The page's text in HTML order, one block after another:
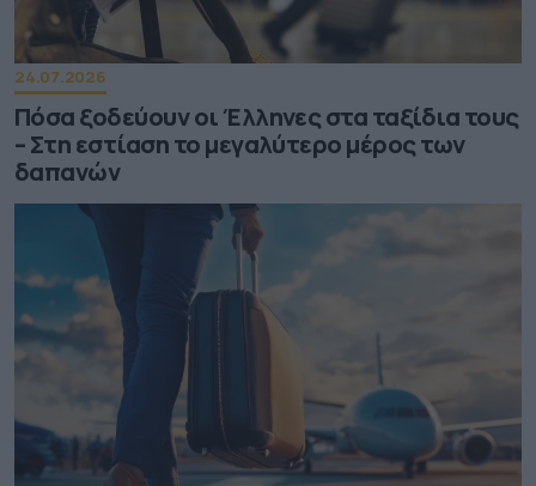
24.07.2026
Πόσα ξοδεύουν οι Έλληνες στα ταξίδια τους
– Στη εστίαση το μεγαλύτερο μέρος των
δαπανών